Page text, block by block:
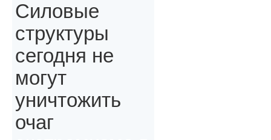
Силовые
структуры
сегодня не
могут
уничтожить
очаг